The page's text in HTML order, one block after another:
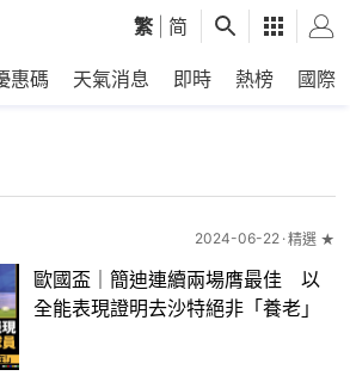
繁 简
惠碼 天氣消息 即時 熱榜 國際
2024-06-22 精選 ★
歐國盃｜簡迪連續兩場膺最佳 以
全能表現證明去沙特絕非「養老」